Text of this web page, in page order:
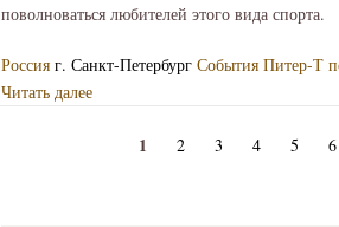
поволноваться любителей этого вида спорта.
Россия г. Санкт-Петербург События Питер-Т
Читать далее
1 2 3 4 5 6